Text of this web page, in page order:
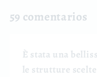
59 comentarios
È stata una
le strutture